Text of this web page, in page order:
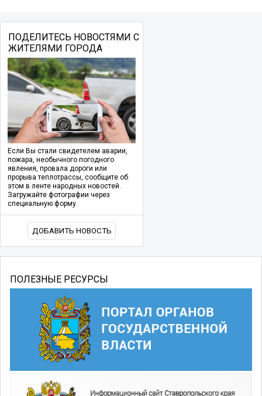
ПОДЕЛИТЕСЬ НОВОСТЯМИ С
ЖИТЕЛЯМИ ГОРОДА
Если Вы стали свидетелем аварии,
пожара, необычного погодного
явления, провала дороги или
прорыва теплотрассы, сообщите об
этом в ленте народных новостей.
Загружайте фотографии через
специальную форму.
ДОБАВИТЬ НОВОСТЬ
ПОЛЕЗНЫЕ РЕСУРСЫ